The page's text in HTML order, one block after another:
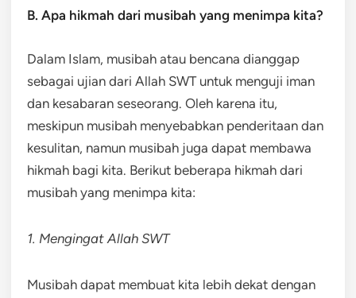
B. Apa hikmah dari musibah yang menimpa kita?
Dalam Islam, musibah atau bencana dianggap
sebagai ujian dari Allah SWT untuk menguji iman
dan kesabaran seseorang. Oleh karena itu,
meskipun musibah menyebabkan penderitaan dan
kesulitan, namun musibah juga dapat membawa
hikmah bagi kita. Berikut beberapa hikmah dari
musibah yang menimpa kita:
1. Mengingat Allah SWT
Musibah dapat membuat kita lebih dekat dengan